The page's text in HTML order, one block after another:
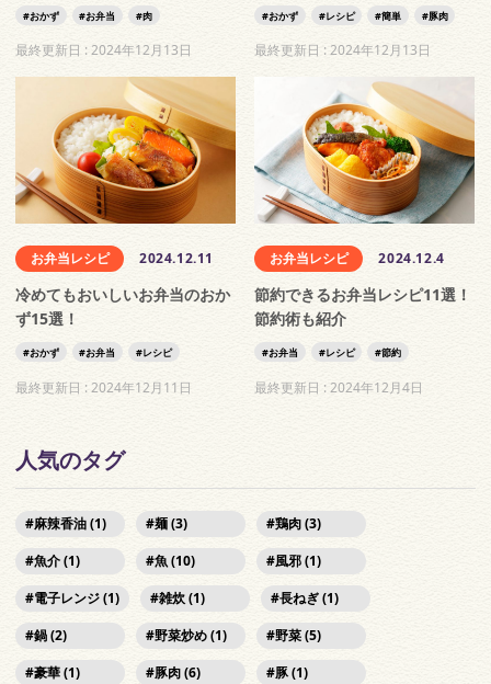
おかず お弁当 肉
最終更新日 : 2024年12月13日
おかず レシピ 簡単 豚肉
最終更新日 :2024年12月13日
お弁当レシピ 2024.12.11
冷めてもおいしいお弁当のおか
ず15選！
おかず お弁当 レシピ
最終更新日 : 2024年12月11日
お弁当レシピ 2024.12.4
節約できるお弁当レシピ11選！
節約術も紹介
お弁当 レシピ 節約
最終更新日 :2024年12月4日
人気のタグ
麻辣香油 (1) 麺 (3)
鶏肉 (3)
魚介 (1)
魚 (10)
風邪 (1)
電子レンジ (1)
雑炊 (1)
長ねぎ (1)
鍋 (2)
野菜炒め (1)
野菜 (5)
豪華 (1)
豚肉 (6)
豚 (1)